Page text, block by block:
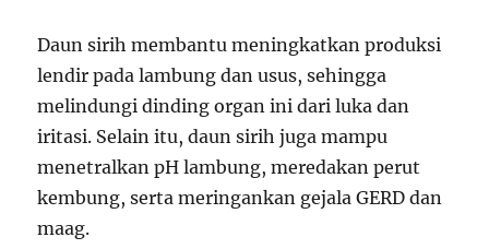
Daun sirih membantu meningkatkan produksi
lendir pada lambung dan usus, sehingga
melindungi dinding organ ini dari luka dan
iritasi. Selain itu, daun sirih juga mampu
menetralkan pH lambung, meredakan perut
kembung, serta meringankan gejala GERD dan
maag.